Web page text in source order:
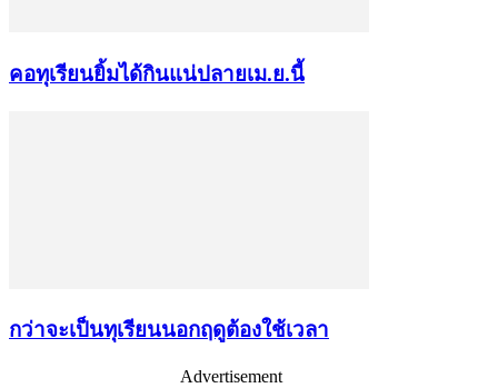
คอทุเรียนยิ้มได้กินแน่ปลายเม.ย.นี้
กว่าจะเป็นทุเรียนนอกฤดูต้องใช้เวลา
Advertisement